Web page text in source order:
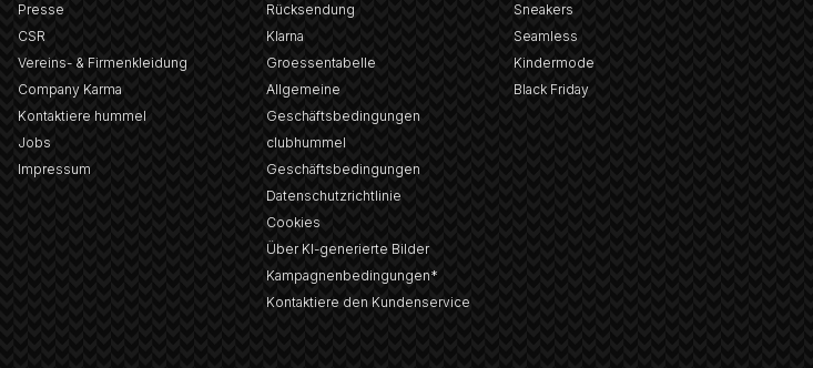
Presse
CSR
Vereins- & Firmenkleidung
Company Karma
Kontaktiere hummel
Jobs
Impressum
Rücksendung
Klarna
Groessentabelle
Allgemeine
Geschäftsbedingungen
clubhummel
Geschäftsbedingungen
Datenschutzrichtlinie
Cookies
Über KI-generierte Bilder
Kampagnenbedingungen*
Kontaktiere den Kundenservice
Sneakers
Seamless
Kindermode
Black Friday